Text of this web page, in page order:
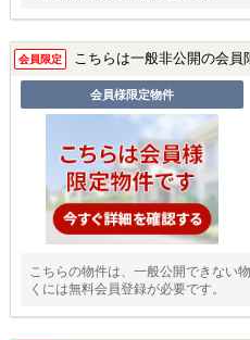
会員限定 こちらは一般非公開の会員
会員様限定物件
こちらの物件は、一般公開できない
くには無料会員登録が必要です。